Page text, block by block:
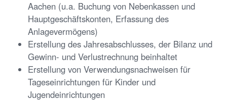
Aachen (u.a. Buchung von Nebenkassen und
Hauptgeschäftskonten, Erfassung des
Anlagevermögens)
Erstellung des Jahresabschlusses, der Bilanz und
Gewinn- und Verlustrechnung beinhaltet
Erstellung von Verwendungsnachweisen für
Tageseinrichtungen für Kinder und
Jugendeinrichtungen